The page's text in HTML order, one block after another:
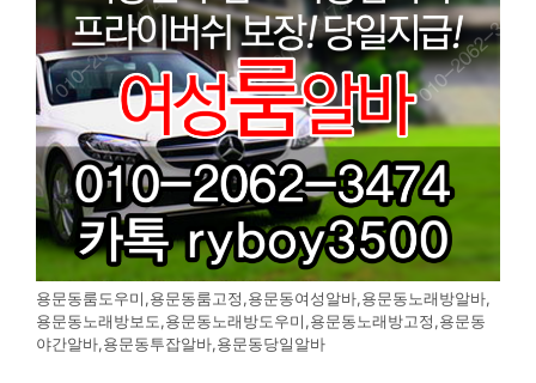
용문동룸도우미,용문동룸고정,용문동여성알바,용문동노래방알바,
용문동노래방보도,용문동노래방도우미,용문동노래방고정,용문동
야간알바,용문동투잡알바,용문동당일알바